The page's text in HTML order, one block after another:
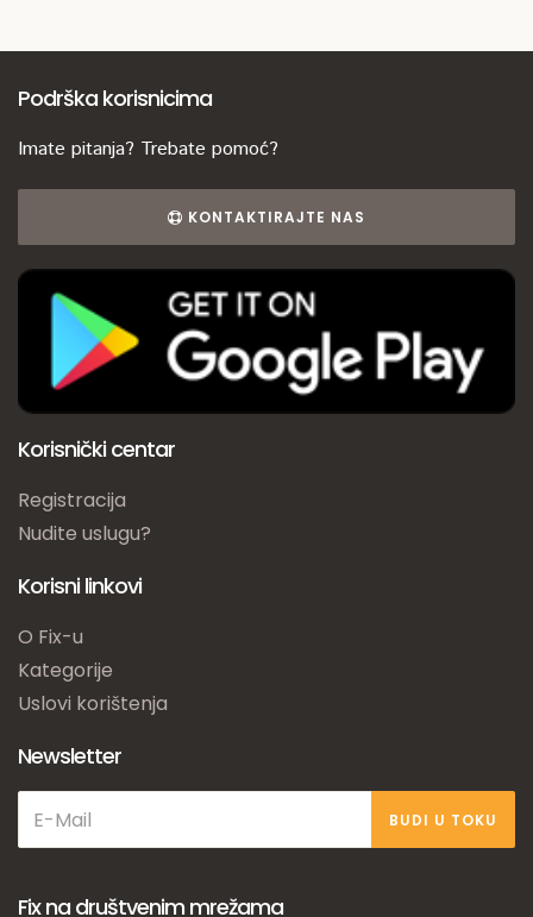
Podrška korisnicima
Imate pitanja? Trebate pomoć?
KONTAKTIRAJTE NAS
Korisnički centar
Registracija
Nudite uslugu?
Korisni linkovi
O Fix-u
Kategorije
Uslovi korištenja
Newsletter
BUDI U TOKU
Fix na društvenim mrežama